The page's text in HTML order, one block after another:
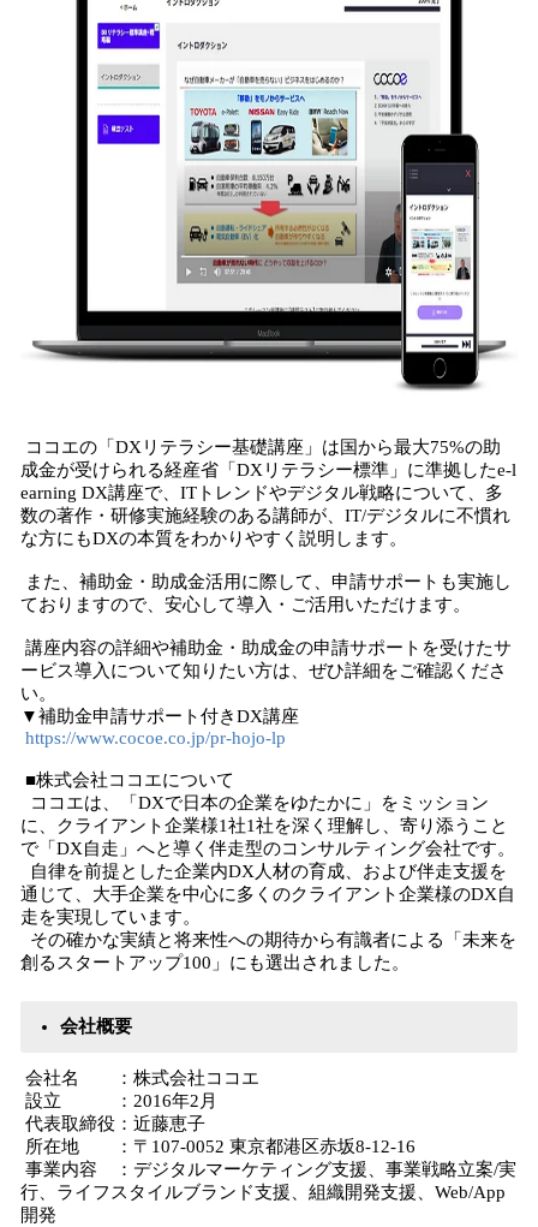
ココエの「DXリテラシー基礎講座」は​国から最大75%の助
成金が受けられる経産省「DXリテラシー標準」に準拠したe-l
earning DX講座で、ITトレンドやデジタル戦略について、多
数の著作・研修実施経験のある講師が、IT/デジタルに不慣れ
な方にもDXの本質をわかりやすく説明します。
また、補助金・助成金活用に際して、申請サポートも実施し
ておりますので、安心して導入・ご活用いただけます。
講座内容の詳細や補助金・助成金の申請サポートを受けたサ
ービス導入について知りたい方は、ぜひ詳細をご確認くださ
い。
▼補助金申請サポート付きDX講座
https://www.cocoe.co.jp/pr-hojo-lp
■株式会社ココエについて
ココエは、「DXで日本の企業をゆたかに」をミッション
に、クライアント企業様1社1社を深く理解し、寄り添うこと
で「DX自走」へと導く伴走型のコンサルティング会社です。
自律を前提とした企業内DX人材の育成、および伴走支援を
通じて、大手企業を中心に多くのクライアント企業様のDX自
走を実現しています。
その確かな実績と将来性への期待から有識者による「未来を
創るスタートアップ100」にも選出されました。
会社概要
会社名 ：株式会社ココエ
設立 ：2016年2月
代表取締役：近藤恵子
所在地 ：〒107-0052 東京都港区赤坂8-12-16
事業内容 ：デジタルマーケティング支援、事業戦略立案/実
行、ライフスタイルブランド支援、組織開発支援、Web/App
開発